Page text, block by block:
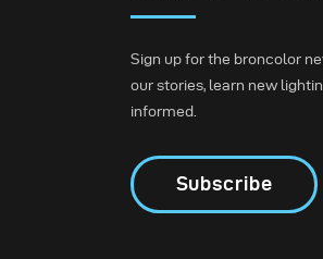
Sign up for the broncolor
our stories, learn new
informed.
Subscribe